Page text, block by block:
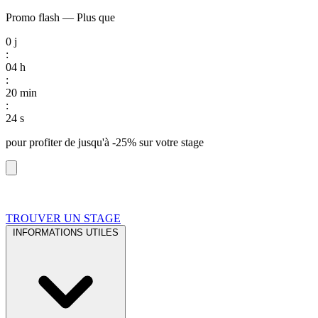
Promo flash — Plus que
0 j
:
04 h
:
20 min
:
23 s
pour profiter de jusqu'à -25% sur votre stage
TROUVER UN STAGE
INFORMATIONS UTILES